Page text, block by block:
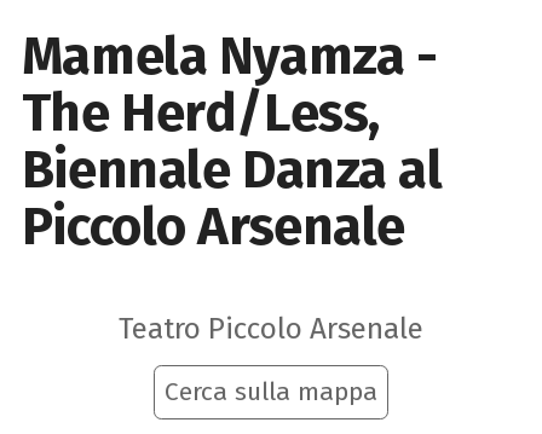
Mamela Nyamza -
The Herd/Less,
Biennale Danza al
Piccolo Arsenale
Teatro Piccolo Arsenale
Cerca sulla mappa